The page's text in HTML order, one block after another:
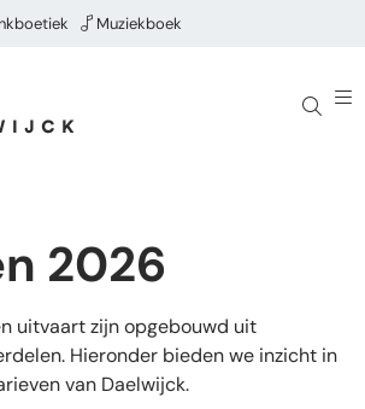
Muziekboek
2026
uitvaart zijn opgebouwd uit
Hieronder bieden we inzicht in
van Daelwijck.